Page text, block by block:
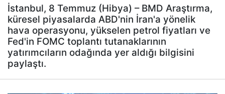
İstanbul, 8 Temmuz (Hibya) – BMD Araştırma,
küresel piyasalarda ABD'nin İran'a yönelik
hava operasyonu, yükselen petrol fiyatları ve
Fed'in FOMC toplantı tutanaklarının
yatırımcıların odağında yer aldığı bilgisini
paylaştı.